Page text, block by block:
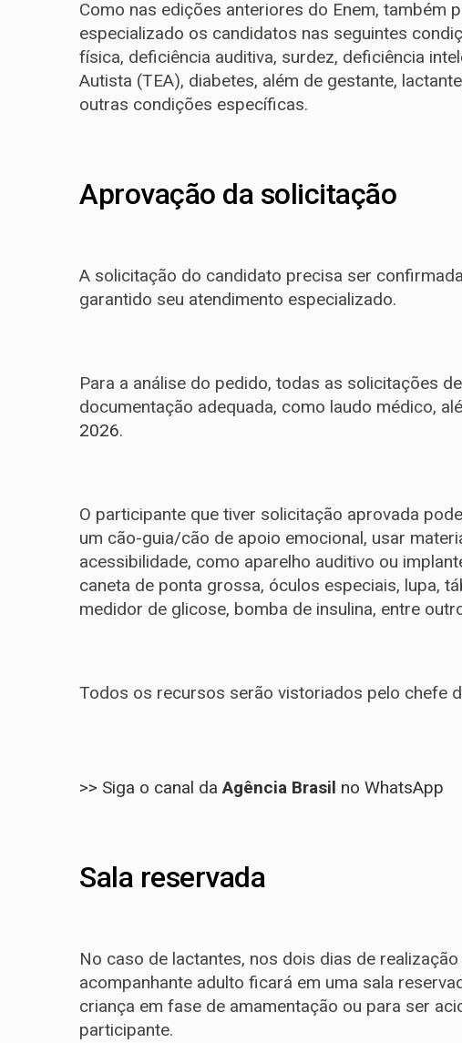
Como nas edições anteriores do Enem, também
especializado os candidatos nas seguintes
física, deficiência auditiva, surdez, deficiência
Autista (TEA), diabetes, além de gestante,
outras condições específicas.
Aprovação da solicitação
A solicitação do candidato precisa ser
garantido seu atendimento especializado.
Para a análise do pedido, todas as solicitações
documentação adequada, como laudo médico,
2026.
O participante que tiver solicitação aprovada
um cão-guia/cão de apoio emocional, usar
acessibilidade, como aparelho auditivo ou
caneta de ponta grossa, óculos especiais, lupa,
medidor de glicose, bomba de insulina, entre
Todos os recursos serão vistoriados pelo chefe
>> Siga o canal daAgência Brasil no WhatsApp
Sala reservada
No caso de lactantes, nos dois dias de
acompanhante adulto ficará em uma sala
criança em fase de amamentação ou para ser
participante.